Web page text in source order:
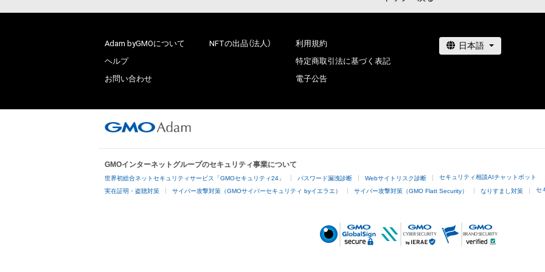
Adam byGMOについて
ヘルプ
お問い合わせ
NFTの出品（法人）
利用規約
特定商取引法に基づく表記
電子公告
GMOインターネットグループのセキュリティ事業について
世界初総合ネットセキュリティサービス「GMOセキュリティ24」 パスワード漏洩診断 Webサイトリスク診断 セキュリティ相談AIチャットボット
実在証明・盗聴対策 サイバー攻撃対策（GMOサイバーセキュリティ byイエラエ） サイバー攻撃対策（GMO Flatt Security） なりすまし対策 セ